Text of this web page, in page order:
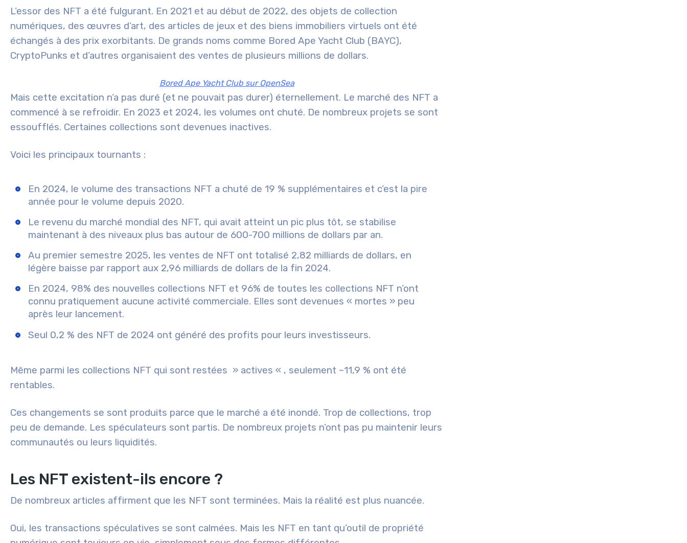
L’essor des NFT a été fulgurant. En 2021 et au début de 2022, des objets de collection
numériques, des œuvres d’art, des articles de jeux et des biens immobiliers virtuels ont été
échangés à des prix exorbitants. De grands noms comme Bored Ape Yacht Club (BAYC),
CryptoPunks et d’autres organisaient des ventes de plusieurs millions de dollars.
Bored Ape Yacht Club sur OpenSea
Mais cette excitation n’a pas duré (et ne pouvait pas durer) éternellement. Le marché des NFT a
commencé à se refroidir. En 2023 et 2024, les volumes ont chuté. De nombreux projets se sont
essoufflés. Certaines collections sont devenues inactives.
Voici les principaux tournants :
En 2024, le volume des transactions NFT a chuté de 19 % supplémentaires et c’est la pire
année pour le volume depuis 2020.
Le revenu du marché mondial des NFT, qui avait atteint un pic plus tôt, se stabilise
maintenant à des niveaux plus bas autour de 600-700 millions de dollars par an.
Au premier semestre 2025, les ventes de NFT ont totalisé 2,82 milliards de dollars, en
légère baisse par rapport aux 2,96 milliards de dollars de la fin 2024.
En 2024, 98% des nouvelles collections NFT et 96% de toutes les collections NFT n’ont
connu pratiquement aucune activité commerciale. Elles sont devenues « mortes » peu
après leur lancement.
Seul 0,2 % des NFT de 2024 ont généré des profits pour leurs investisseurs.
Même parmi les collections NFT qui sont restées » actives « , seulement ~11,9 % ont été
rentables.
Ces changements se sont produits parce que le marché a été inondé. Trop de collections, trop
peu de demande. Les spéculateurs sont partis. De nombreux projets n’ont pas pu maintenir leurs
communautés ou leurs liquidités.
Les NFT existent-ils encore ?
De nombreux articles affirment que les NFT sont terminées. Mais la réalité est plus nuancée.
Oui, les transactions spéculatives se sont calmées. Mais les NFT en tant qu’outil de propriété